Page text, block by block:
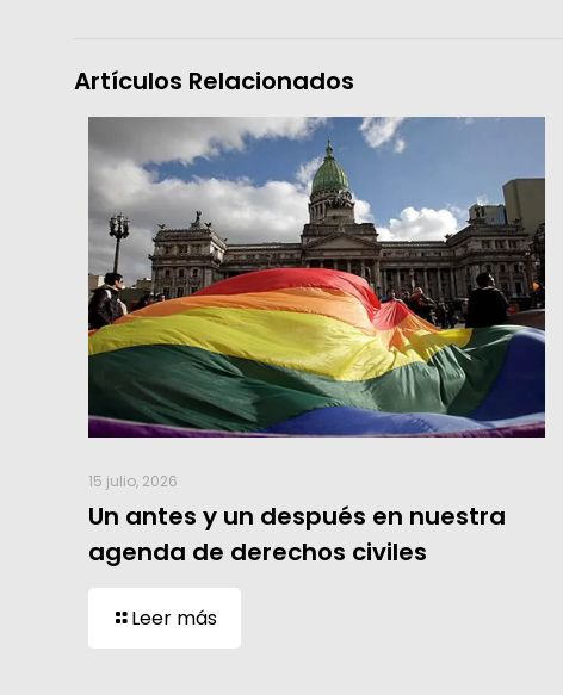
Artículos Relacionados
15 julio, 2026
Un antes y un después en nuestra
agenda de derechos civiles
Leer más